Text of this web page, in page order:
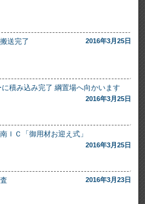
送完了 2016年3月25日
積み込み完了 綱置場へ向かいます
2016年3月25日
ＩＣ「御用材お迎え式」
2016年3月25日
2016年3月23日